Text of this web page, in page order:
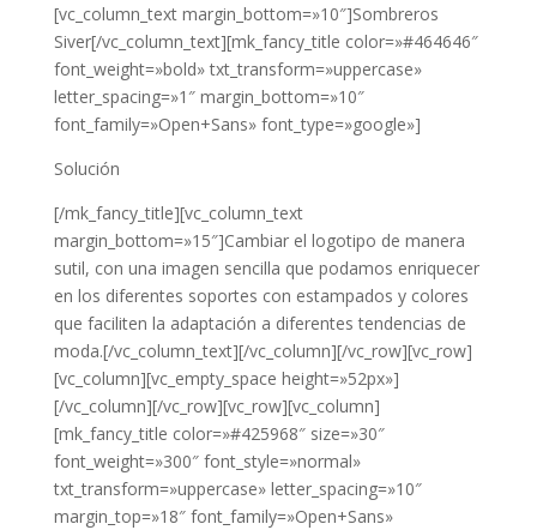
[vc_column_text margin_bottom=»10″]Sombreros
Siver[/vc_column_text][mk_fancy_title color=»#464646″
font_weight=»bold» txt_transform=»uppercase»
letter_spacing=»1″ margin_bottom=»10″
font_family=»Open+Sans» font_type=»google»]
Solución
[/mk_fancy_title][vc_column_text
margin_bottom=»15″]Cambiar el logotipo de manera
sutil, con una imagen sencilla que podamos enriquecer
en los diferentes soportes con estampados y colores
que faciliten la adaptación a diferentes tendencias de
moda.[/vc_column_text][/vc_column][/vc_row][vc_row]
[vc_column][vc_empty_space height=»52px»]
[/vc_column][/vc_row][vc_row][vc_column]
[mk_fancy_title color=»#425968″ size=»30″
font_weight=»300″ font_style=»normal»
txt_transform=»uppercase» letter_spacing=»10″
margin_top=»18″ font_family=»Open+Sans»